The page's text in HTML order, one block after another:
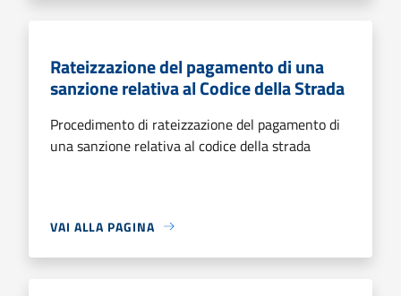
Rateizzazione del pagamento di una
sanzione relativa al Codice della Strada
Procedimento di rateizzazione del pagamento di
una sanzione relativa al codice della strada
VAI ALLA PAGINA